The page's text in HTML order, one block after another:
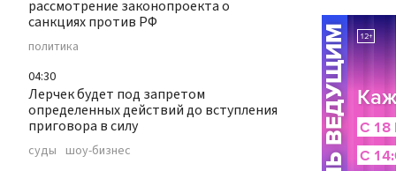
рассмотрение законопроекта о
санкциях против РФ
политика
04:30
Лерчек будет под запретом
определенных действий до вступления
приговора в силу
суды шоу-бизнес